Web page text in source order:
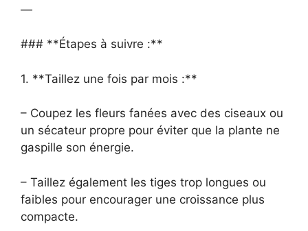
—
### **Étapes à suivre :**
1. **Taillez une fois par mois :**
– Coupez les fleurs fanées avec des ciseaux ou
un sécateur propre pour éviter que la plante ne
gaspille son énergie.
– Taillez également les tiges trop longues ou
faibles pour encourager une croissance plus
compacte.